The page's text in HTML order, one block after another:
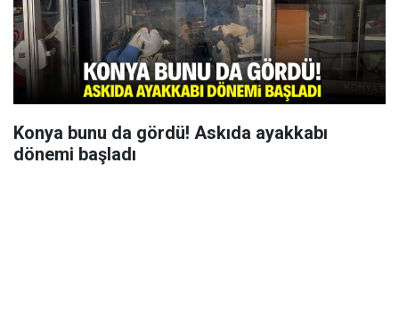
Konya bunu da gördü! Askıda ayakkabı
dönemi başladı